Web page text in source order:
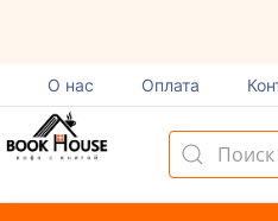
О нас Оплата